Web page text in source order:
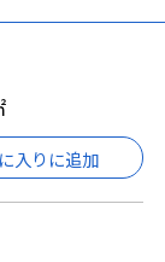
入りに追加